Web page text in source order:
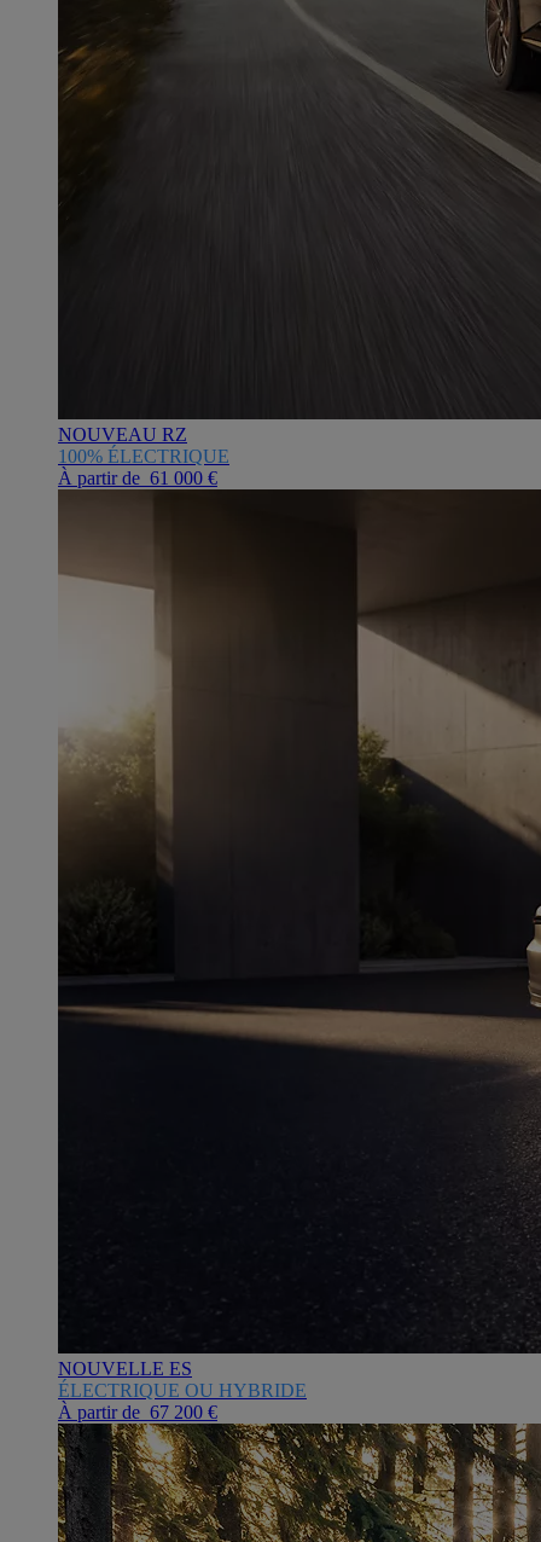
NOUVEAU RZ
100% ÉLECTRIQUE
À partir de 61 000 €
NOUVELLE ES
ÉLECTRIQUE OU HYBRIDE
À partir de 67 200 €